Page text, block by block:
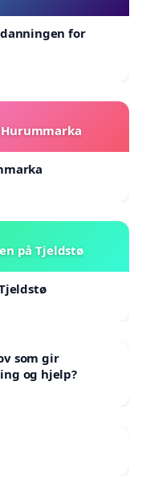
for
på Tjeldstø
som gir
og hjelp?